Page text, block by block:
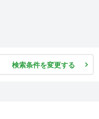
検索条件を変更する